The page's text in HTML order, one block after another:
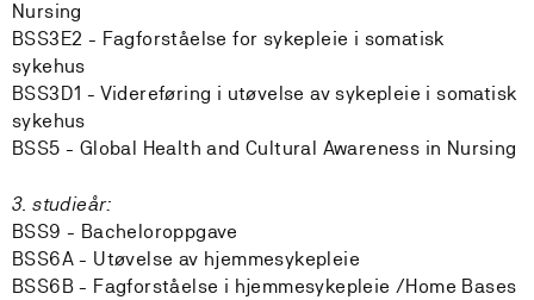
Nursing
BSS3E2 - Fagforståelse for sykepleie i somatisk
sykehus
BSS3D1 - Videreføring i utøvelse av sykepleie i somatisk
sykehus
BSS5 - Global Health and Cultural Awareness in Nursing
3. studieår:
BSS9 - Bacheloroppgave
BSS6A - Utøvelse av hjemmesykepleie
BSS6B - Fagforståelse i hjemmesykepleie /Home Bases